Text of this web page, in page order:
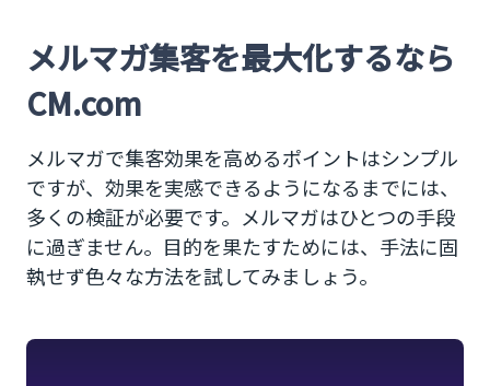
メルマガ集客を最大化するなら
CM.com
メルマガで集客効果を高めるポイントはシンプル
ですが、効果を実感できるようになるまでには、
多くの検証が必要です。メルマガはひとつの手段
に過ぎません。目的を果たすためには、手法に固
執せず色々な方法を試してみましょう。